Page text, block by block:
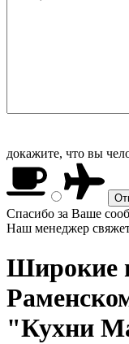
докажите, что вы
Спасибо за Ваше
Наш менеджер
Широкие
"Кухни